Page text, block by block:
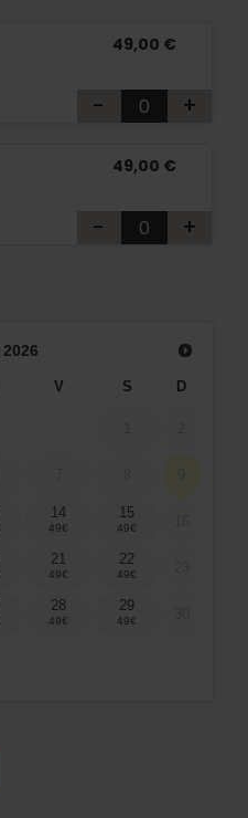
49,00 €
- +
49,00 €
- +
2026
V S D
14 15
21 22
28 29